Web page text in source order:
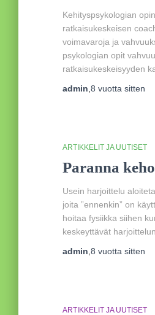
Kehityspsykologian
ratkaisukeskeisen
voimavaroja ja
psykologian opit
ratkaisukeskeisyyden
admin 8 vuotta sitten
ARTIKKELIT JA UUTISET
Paranna
Usein harjoittelu
joita ”ennenkin” on
hoitaa fysiikka siihen
keskeyttävät
admin 8 vuotta sitten
ARTIKKELIT JA UUTISET